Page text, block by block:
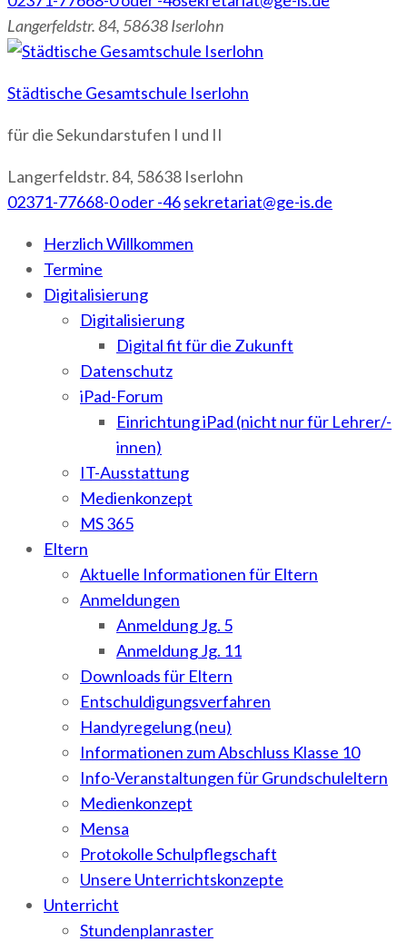
Langerfeldstr. 84, 58638 Iserlohn
Städtische Gesamtschule Iserlohn
für die Sekundarstufen I und II
Langerfeldstr. 84, 58638 Iserlohn
02371-77668-0 oder -46sekretariat@ge-is.de
Herzlich Willkommen
Termine
Digitalisierung
Digitalisierung
Digital fit für die Zukunft
Datenschutz
iPad-Forum
Einrichtung iPad (nicht nur für Lehrer/-
innen)
IT-Ausstattung
Medienkonzept
MS 365
Eltern
Aktuelle Informationen für Eltern
Anmeldungen
Anmeldung Jg. 5
Anmeldung Jg. 11
Downloads für Eltern
Entschuldigungsverfahren
Handyregelung (neu)
Informationen zum Abschluss Klasse 10
Info-Veranstaltungen für Grundschuleltern
Medienkonzept
Mensa
Protokolle Schulpflegschaft
Unsere Unterrichtskonzepte
Unterricht
Stundenplanraster